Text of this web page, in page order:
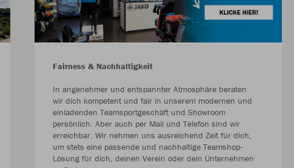
Fairness & Nachhaltigkeit
In angenehmer und entspannter Atmosphäre beraten
wir dich kompetent und fair in unserem modernen und
einladenden Teamsportgeschäft und Showroom
persönlich. Aber auch per Mail und Telefon sind wir
erreichbar. Wir nehmen uns ausreichend Zeit für dich,
um stets eine passende und nachhaltige Teamshop-
Lösung für dich, deinen Verein oder dein Unternehmen